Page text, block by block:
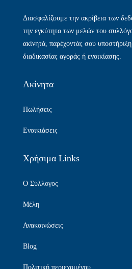
Διασφαλίζουμε την ακρίβεια των
την εγκύτητα των μελών του
ακίνητά, παρέχοντάς σου
διαδικασίας αγοράς ή ενοικίασης.
Ακίνητα
Πωλήσεις
Ενοικιάσεις
Χρήσιμα Links
Ο Σύλλογος
Μέλη
Ανακοινώσεις
Blog
Πολιτική περιεχομένου